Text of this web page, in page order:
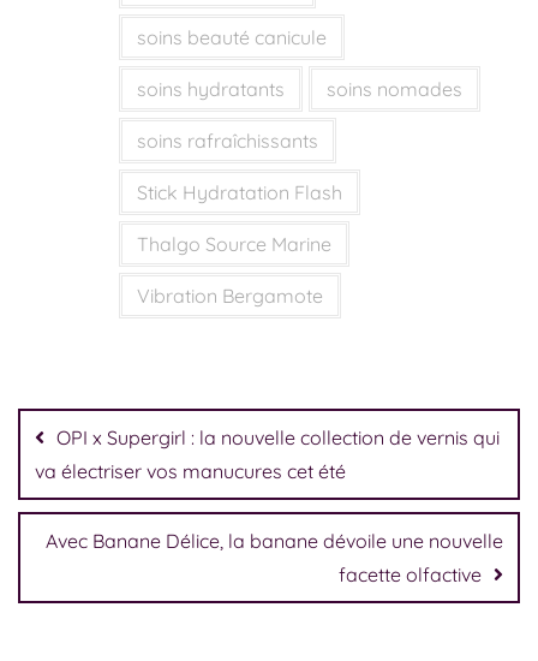
soins beauté canicule
soins hydratants soins nomades
soins rafraîchissants
Stick Hydratation Flash
Thalgo Source Marine
Vibration Bergamote
OPI x Supergirl : la nouvelle collection de vernis qui
va électriser vos manucures cet été
Avec Banane Délice, la banane dévoile une nouvelle
facette olfactive